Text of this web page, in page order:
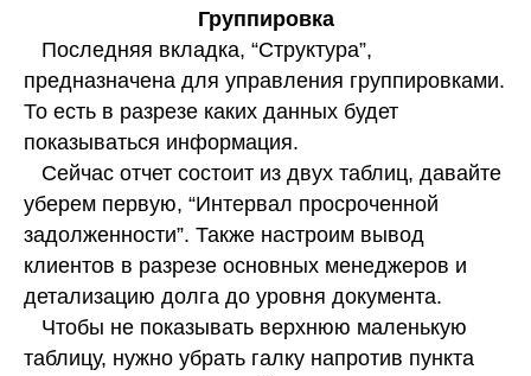
Группировка
Последняя вкладка, “Структура”,
предназначена для управления группировками.
То есть в разрезе каких данных будет
показываться информация.
Сейчас отчет состоит из двух таблиц, давайте
уберем первую, “Интервал просроченной
задолженности”. Также настроим вывод
клиентов в разрезе основных менеджеров и
детализацию долга до уровня документа.
Чтобы не показывать верхнюю маленькую
таблицу, нужно убрать галку напротив пункта